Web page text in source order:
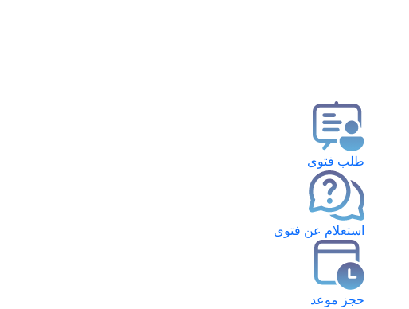
طلب فتوى
استعلام عن فتوى
حجز موعد